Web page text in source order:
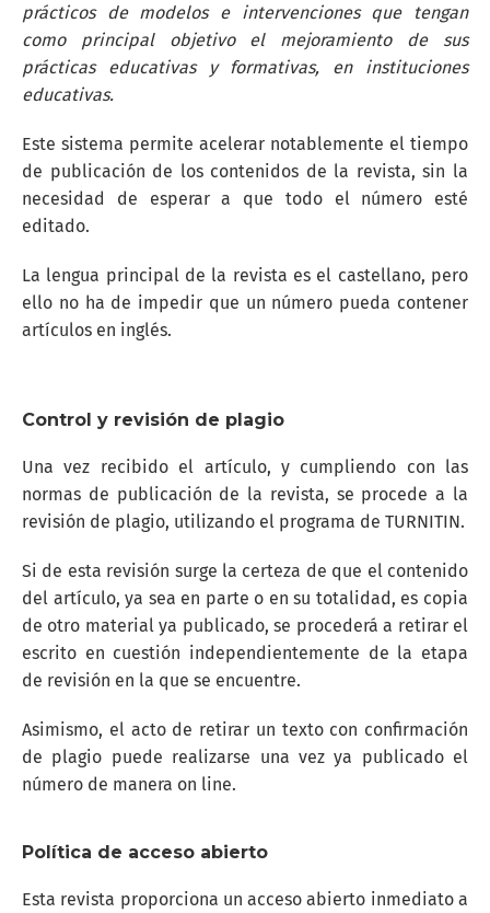
prácticos de modelos e intervenciones que tengan
como principal objetivo el mejoramiento de sus
prácticas educativas y formativas, en instituciones
educativas.
Este sistema permite acelerar notablemente el tiempo
de publicación de los contenidos de la revista, sin la
necesidad de esperar a que todo el número esté
editado.
La lengua principal de la revista es el castellano, pero
ello no ha de impedir que un número pueda contener
artículos en inglés.
Control y revisión de plagio
Una vez recibido el artículo, y cumpliendo con las
normas de publicación de la revista, se procede a la
revisión de plagio, utilizando el programa de TURNITIN.
Si de esta revisión surge la certeza de que el contenido
del artículo, ya sea en parte o en su totalidad, es copia
de otro material ya publicado, se procederá a retirar el
escrito en cuestión independientemente de la etapa
de revisión en la que se encuentre.
Asimismo, el acto de retirar un texto con confirmación
de plagio puede realizarse una vez ya publicado el
número de manera on line.
Política de acceso abierto
Esta revista proporciona un acceso abierto inmediato a